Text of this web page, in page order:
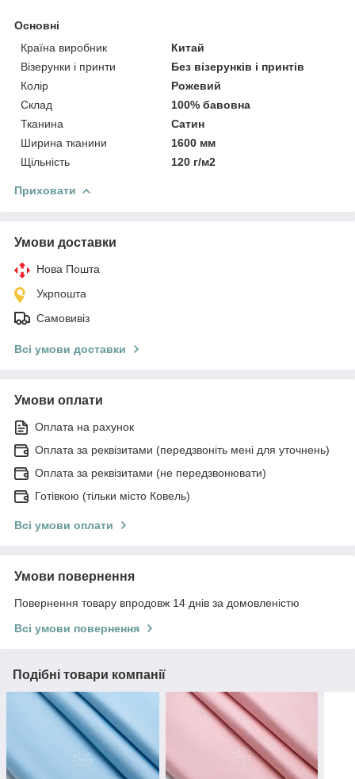
Основні
Країна виробник
Китай
Візерунки і принти
Без візерунків і принтів
Колір
Рожевий
Склад
100% бавовна
Тканина
Сатин
Ширина тканини
1600 мм
Щільність
120 г/м2
Приховати
Умови доставки
Нова Пошта
Укрпошта
Самовивіз
Всі умови доставки
Умови оплати
Оплата на рахунок
Оплата за реквізитами (передзвоніть мені для уточнень)
Оплата за реквізитами (не передзвонювати)
Готівкою (тільки місто Ковель)
Всі умови оплати
Умови повернення
Повернення товару впродовж 14 днів за домовленістю
Всі умови повернення
Подібні товари компанії